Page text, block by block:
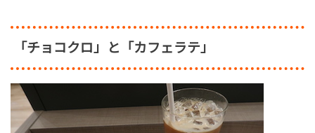
「チョコクロ」と「カフェラテ」